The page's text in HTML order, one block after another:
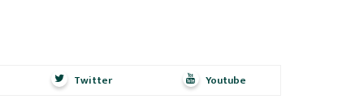
Twitter Youtube